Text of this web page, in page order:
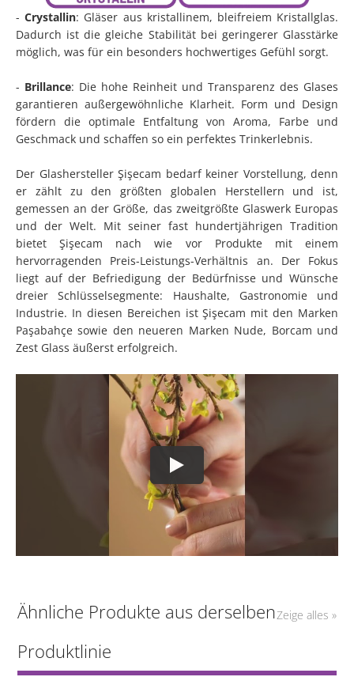
-Crystallin: Gläser aus kristallinem, bleifreiem Kristallglas.
Dadurch ist die gleiche Stabilität bei geringerer Glasstärke
möglich, was für ein besonders hochwertiges Gefühl sorgt.
- Brillance: Die hohe Reinheit und Transparenz des Glases
garantieren außergewöhnliche Klarheit. Form und Design
fördern die optimale Entfaltung von Aroma, Farbe und
Geschmack und schaffen so ein perfektes Trinkerlebnis.
Der Glashersteller Şişecam bedarf keiner Vorstellung, denn
er zählt zu den größten globalen Herstellern und ist,
gemessen an der Größe, das zweitgrößte Glaswerk Europas
und der Welt. Mit seiner fast hundertjährigen Tradition
bietet Şişecam nach wie vor Produkte mit einem
hervorragenden Preis-Leistungs-Verhältnis an. Der Fokus
liegt auf der Befriedigung der Bedürfnisse und Wünsche
dreier Schlüsselsegmente: Haushalte, Gastronomie und
Industrie. In diesen Bereichen ist Şişecam mit den Marken
Paşabahçe sowie den neueren Marken Nude, Borcam und
Zest Glass äußerst erfolgreich.
Ähnliche Produkte aus derselben
Produktlinie
Zeige alles »